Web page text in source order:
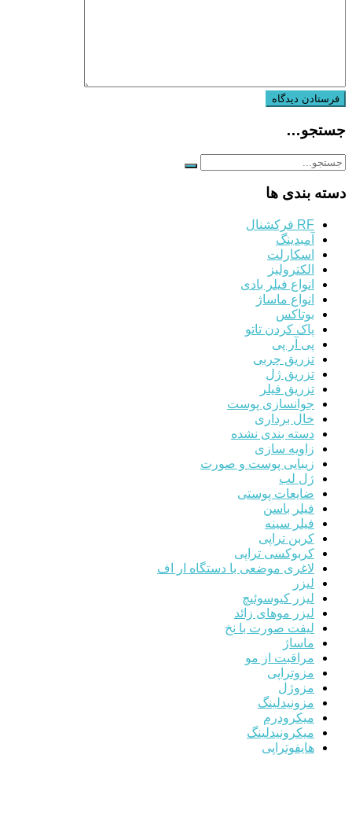
جستجو…
دسته بندی ها
RF فرکشنال
آمبدینگ
اسکارلت
الکترولیز
انواع فیلر بادی
انواع ماساژ
بوتاکس
پاک کردن تاتو
پی آر پی
تزریق چربی
تزریق ژل
تزریق فیلر
جوانسازی پوست
خال برداری
دسته بندی نشده
زاویه سازی
زیبایی پوست و صورت
ژل لب
ضایعات پوستی
فیلر باسن
فیلر سینه
کربن تراپی
کربوکسی تراپی
لاغری موضعی با دستگاه ار اف
لیزر
لیزر کیوسوئیچ
لیزر موهای زائد
لیفت صورت با نخ
ماساژ
مراقبت از مو
مزوتراپی
مزوژل
مزونیدلینگ
میکرودرم
میکرونیدلینگ
هایفوتراپی